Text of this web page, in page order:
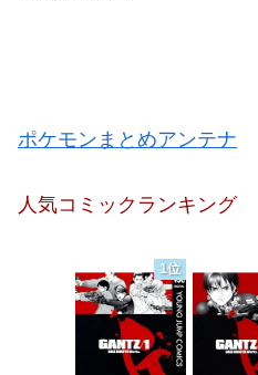
ポケモンまとめアンテナ
人気コミックランキング
1位